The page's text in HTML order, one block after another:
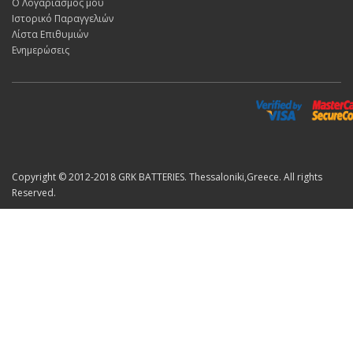
Ο Λογαριασμός μου
Ιστορικό Παραγγελιών
Λίστα Επιθυμιών
Ενημερώσεις
Copyright © 2012-2018 GRK BATTERIES. Thessaloniki,Greece. All rights
Reserved.